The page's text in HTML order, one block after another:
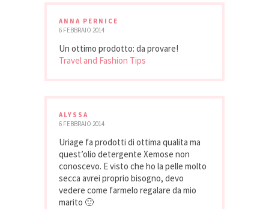
ANNA PERNICE
6 FEBBRAIO 2014
Un ottimo prodotto: da provare!
Travel and Fashion Tips
ALYSSA
6 FEBBRAIO 2014
Uriage fa prodotti di ottima qualita ma
quest’olio detergente Xemose non
conoscevo. E visto che ho la pelle molto
secca avrei proprio bisogno, devo
vedere come farmelo regalare da mio
marito 🙂